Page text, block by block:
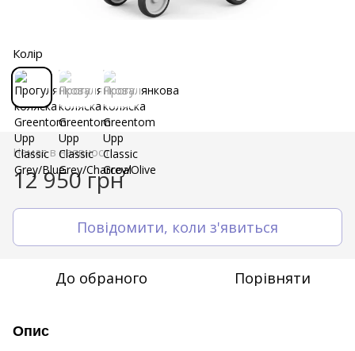
Колір
Немає в наявності
12 950 грн
Повідомити, коли з'явиться
До обраного Порівняти
Опис